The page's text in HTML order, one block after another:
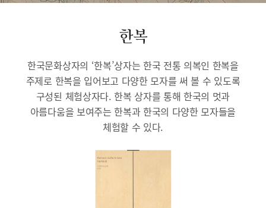
한복
한국문화상자의 ‘한복’상자는 한국 전통 의복인 한복을
주제로 한복을 입어보고 다양한 모자를 써 볼 수 있도록
구성된 체험상자다. 한복 상자를 통해 한국의 멋과
아름다움을 보여주는 한복과 한국의 다양한 모자들을
체험할 수 있다.